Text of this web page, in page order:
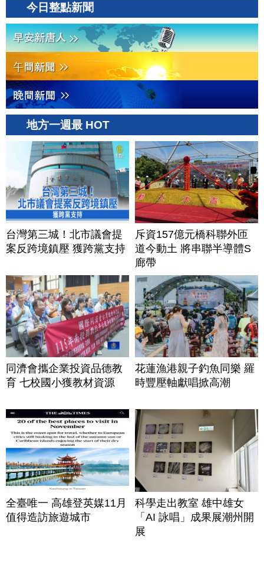
今日整點新聞
地方一週最 HOT
台灣第三城！北市議會提
案反跨境鎮壓 獲跨黨支持
斥資157億元橋科聯外匝
道今動土 將串聯半導體S
廊帶
同濟會攜企業投資品德教
育 七校國小獲教材資源
花蓮漁港親子釣魚同樂 羅
時豐壓軸獻唱掀高潮
全臺唯一 高雄登英媒11月
值得造訪旅遊城市
科學走出教室 雄中雄女
「AI 詠唱」成果展潮州開
展